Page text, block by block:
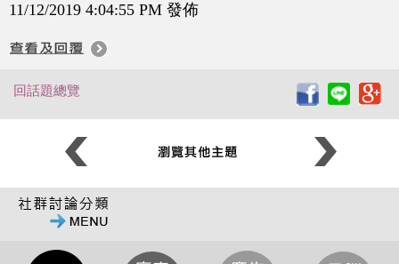
11/12/2019 4:04:55 PM 發佈
回話題總覽